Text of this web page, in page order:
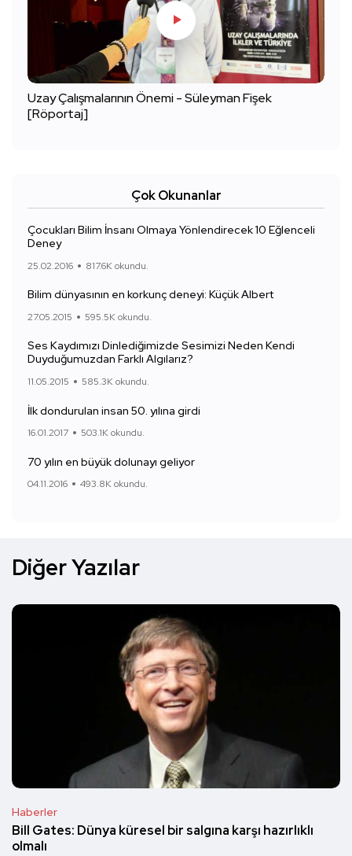
Uzay Çalışmalarının Önemi - Süleyman Fişek
[Röportaj]
Çok Okunanlar
Çocukları Bilim İnsanı Olmaya Yönlendirecek 10 Eğlenceli
Deney
25.02.2016 817.6K okundu.
Bilim dünyasının en korkunç deneyi: Küçük Albert
27.05.2015 595.5K okundu.
Ses Kaydımızı Dinlediğimizde Sesimizi Neden Kendi
Duyduğumuzdan Farklı Algılarız?
11.05.2015 585.3K okundu.
İlk dondurulan insan 50. yılına girdi
16.01.2017 503.1K okundu.
70 yılın en büyük dolunayı geliyor
04.11.2016 493.8K okundu.
Diğer Yazılar
Haberler
Bill Gates: Dünya küresel bir salgına karşı hazırlıklı
olmalı